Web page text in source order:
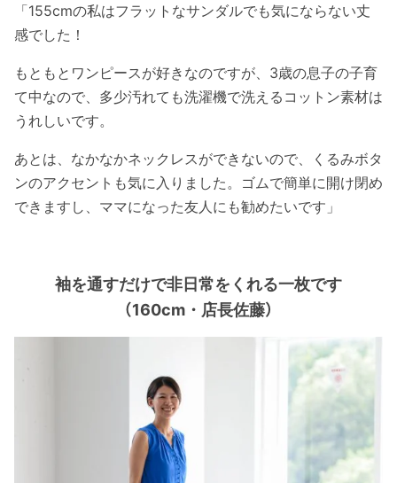
「155cmの私はフラットなサンダルでも気にならない丈
感でした！
もともとワンピースが好きなのですが、3歳の息子の子育
て中なので、多少汚れても洗濯機で洗えるコットン素材は
うれしいです。
あとは、なかなかネックレスができないので、くるみボタ
ンのアクセントも気に入りました。ゴムで簡単に開け閉め
できますし、ママになった友人にも勧めたいです」
袖を通すだけで非日常をくれる一枚です
（160cm・店長佐藤）